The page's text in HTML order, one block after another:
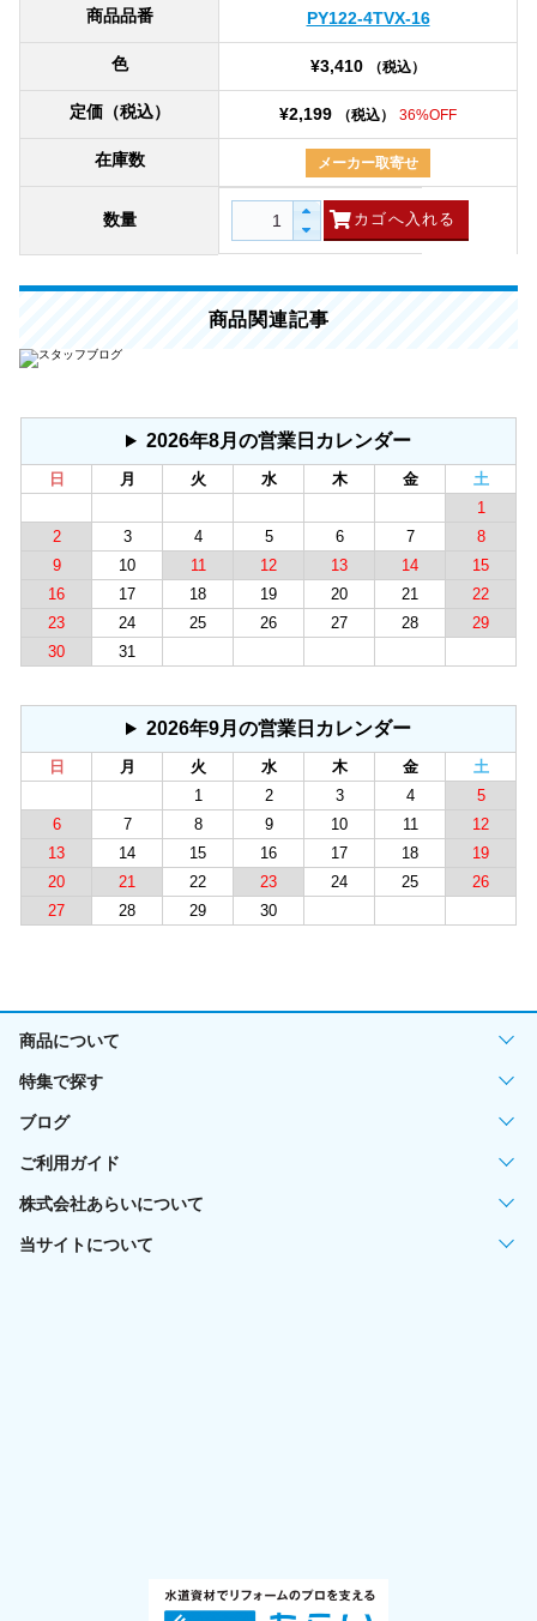
商品品番 PY122-4TVX-16
色 ¥3,410 （税込）
定価（税込） ¥2,199 （税込） 36%OFF
在庫数 メーカー取寄せ
数量
商品関連記事
2026年8月の営業日カレンダー
日 月 火 水 木 金
土
1
2
3 4 5 6 7
8
9
10 11 12 13 14
15
16
17 18 19 20 21
22
23
24 25 26 27 28
29
30
31
2026年9月の営業日カレンダー
日 月 火 水 木 金
土
1
2 3 4
5
6
7 8 9 10 11
12
13
14 15 16 17 18
19
20
21 22 23 24 25
26
27
28 29 30
商品について
特集で探す
ブログ
ご利用ガイド
株式会社あらいについて
当サイトについて